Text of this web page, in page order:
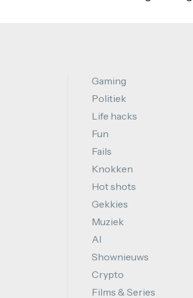
Gaming
Politiek
Life hacks
Fun
Fails
Knokken
Hot shots
Gekkies
Muziek
AI
Shownieuws
Crypto
Films & Series